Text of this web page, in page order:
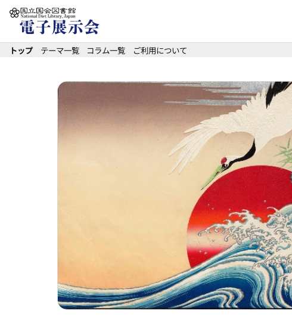
本文へ移動
トップ
テーマ一覧 コラム一覧 ご利用について